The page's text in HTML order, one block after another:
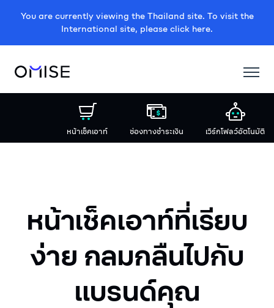
You are currently viewing the Thailand site. To visit the
International site, please click here.
หน้าเช็คเอาท์ ช่องทางชำระเงิน เวิร์กโฟลว์อัตโนมัติ
หน้าเช็คเอาท์ที่เรียบ
ง่าย กลมกลืนไปกับ
แบรนด์คุณ